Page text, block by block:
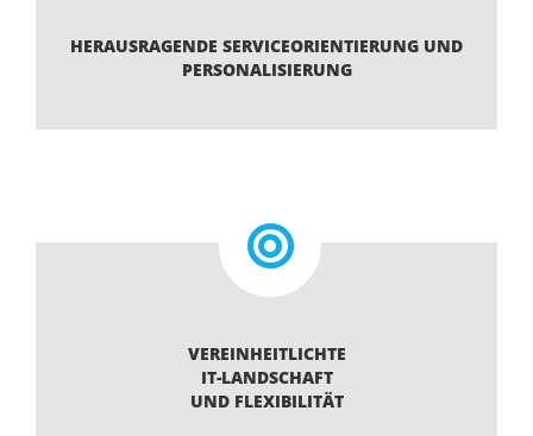
HERAUSRAGENDE SERVICEORIENTIERUNG UND
PERSONALISIERUNG
VEREINHEITLICHTE
IT-LANDSCHAFT
UND FLEXIBILITÄT